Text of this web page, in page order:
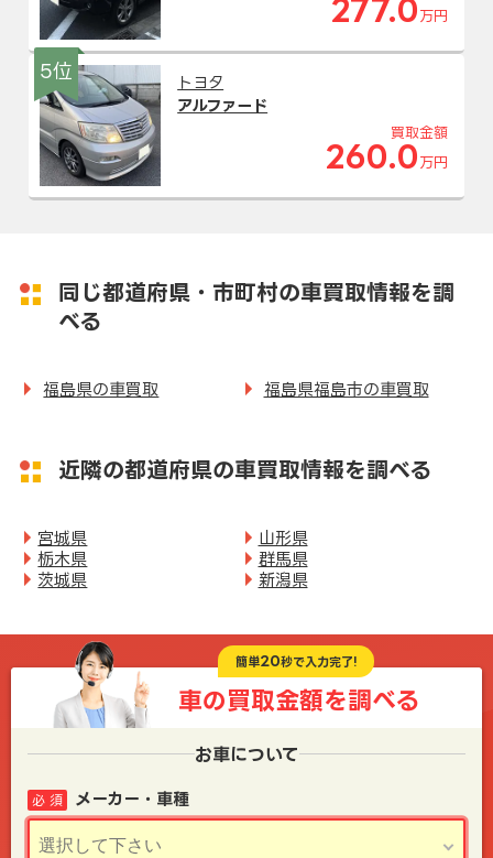
277.0 万円
5位
トヨタ
アルファード
買取金額
260.0 万円
同じ都道府県・市町村の車買取情報を調
べる
福島県の車買取 福島県福島市の車買取
近隣の都道府県の車買取情報を調べる
宮城県
山形県
栃木県
群馬県
茨城県
新潟県
簡単20秒で入力完了!
車の買取金額を調べる
お車について
メーカー・車種
必 須